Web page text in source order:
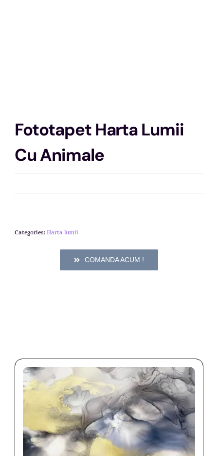
Fototapet Harta Lumii
Cu Animale
Categories:Harta lumii
COMANDA ACUM !